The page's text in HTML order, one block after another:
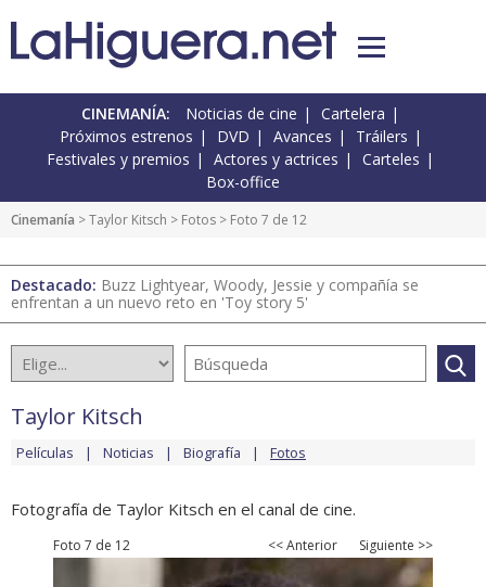
CINEMANÍA: Noticias de cine
Cartelera
Próximos estrenos
DVD Avances
Tráilers
Festivales y premios
Actores y actrices
Carteles
Box-office
Cinemanía >Taylor Kitsch > Fotos > Foto 7 de 12
Destacado: Buzz Lightyear, Woody, Jessie y compañía se
enfrentan a un nuevo reto en 'Toy story 5'
Taylor Kitsch
Películas Noticias Biografía Fotos
Fotografía de Taylor Kitsch en el canal de cine.
Foto 7 de 12 << Anterior Siguiente >>